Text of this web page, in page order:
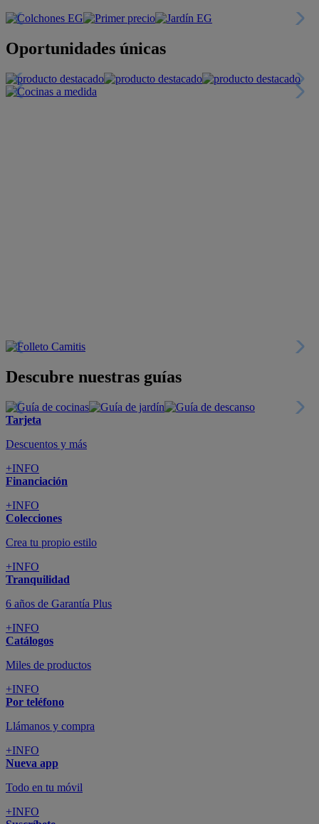
Oportunidades únicas
Descubre nuestras guías
Tarjeta
Descuentos y más
+INFO
Financiación
+INFO
Colecciones
Crea tu propio estilo
+INFO
Tranquilidad
6 años de Garantía Plus
+INFO
Catálogos
Miles de productos
+INFO
Por teléfono
Llámanos y compra
+INFO
Nueva app
Todo en tu móvil
+INFO